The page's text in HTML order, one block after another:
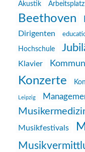
Akustik Arbeitsplatz
Beethoven
Dirigenten
Hochschule
Klavier
Konzerte
Leipzig
Musikfestivals